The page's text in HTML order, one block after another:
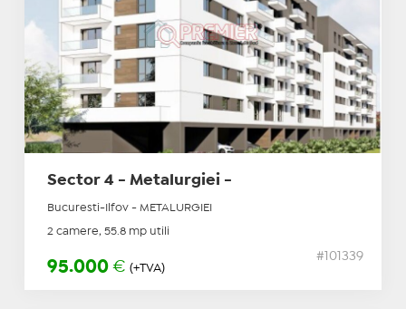
Sector 4 - Metalurgiei -
Bucuresti-Ilfov - METALURGIEI
2 camere, 55.8 mp utili
95.000 € (+TVA)
#101339